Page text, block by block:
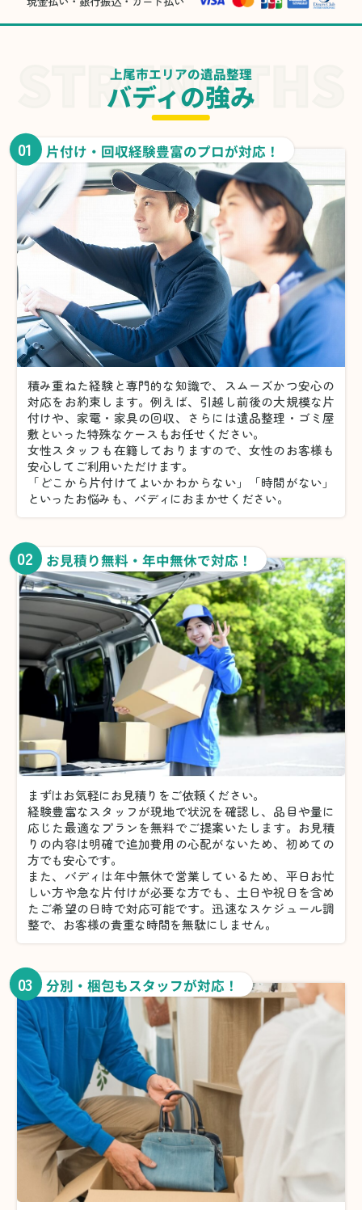
上尾市エリアの遺品整理
バディの強み
01 片付け・回収経験豊富のプロが対応！
積み重ねた経験と専門的な知識で、スムーズかつ安心の
対応をお約束します。例えば、引越し前後の大規模な片
付けや、家電・家具の回収、さらには遺品整理・ゴミ屋
敷といった特殊なケースもお任せください。
女性スタッフも在籍しておりますので、女性のお客様も
安心してご利用いただけます。
「どこから片付けてよいかわからない」「時間がない」
といったお悩みも、バディにおまかせください。
02 お見積り無料・年中無休で対応！
まずはお気軽にお見積りをご依頼ください。
経験豊富なスタッフが現地で状況を確認し、品目や量に
応じた最適なプランを無料でご提案いたします。お見積
りの内容は明確で追加費用の心配がないため、初めての
方でも安心です。
また、バディは年中無休で営業しているため、平日お忙
しい方や急な片付けが必要な方でも、土日や祝日を含め
たご希望の日時で対応可能です。迅速なスケジュール調
整で、お客様の貴重な時間を無駄にしません。
03 分別・梱包もスタッフが対応！